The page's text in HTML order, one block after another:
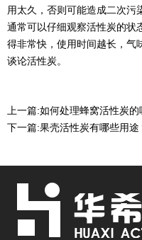
用太久，否则可能造成二次污
通常可以仔细观察活性炭的状
得非常快，使用时间越长，气
谈论活性炭。
上一篇:如何处理蜂窝活性炭的
下一篇:果壳活性炭有哪些用途